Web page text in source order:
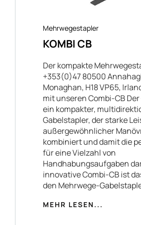
Mehrwegestapler
KOMBI CB
Der kompakte
+353(0)47 80500
Monaghan, H18 VP65,
mit unseren Combi-CB
ein kompakter,
Gabelstapler, der starke
außergewöhnlicher
kombiniert und damit die
für eine Vielzahl von
Handhabungsaufgaben
innovative Combi-CB ist
den Mehrwege-
MEHR LESEN...